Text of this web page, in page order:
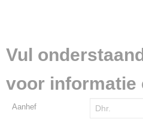
Vul
voor informatie
Aanhef